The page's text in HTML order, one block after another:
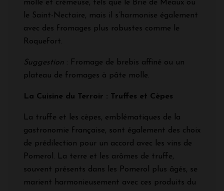
molle et crémeuse, tels que le Brie de Meaux ou
le Saint-Nectaire, mais il s’harmonise également
avec des fromages plus robustes comme le
Roquefort.
Suggestion : Fromage de brebis affiné ou un
plateau de fromages à pâte molle.
La Cuisine du Terroir : Truffes et Cèpes
La truffe et les cèpes, emblématiques de la
gastronomie française, sont également des choix
de prédilection pour un accord avec les vins de
Pomerol. La terre et les arômes de truffe,
souvent présents dans les Pomerol plus âgés, se
marient harmonieusement avec ces produits du